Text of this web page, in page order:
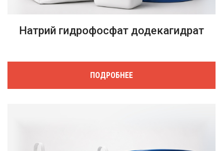
Натрий гидрофосфат додекагидрат
ПОДРОБНЕЕ